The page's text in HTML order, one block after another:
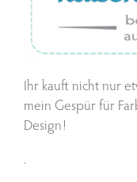
Ihr kauft nicht nur
mein Gespür für
Design!
.